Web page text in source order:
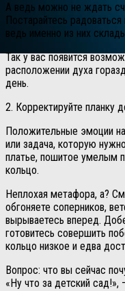
А ведь можно не ждать
Постарайтесь
ведь именно из них
Так у вас появится
расположении духа
день.
2. Корректируйте планку
Положительные эмоции
или задача, которую
платье, пошитое умелым
кольцо.
Неплохая метафора, а?
обгоняете соперников,
вырываетесь вперед.
готовитесь совершить
кольцо низкое и едва
Вопрос: что вы сейчас
«Ну что за детский